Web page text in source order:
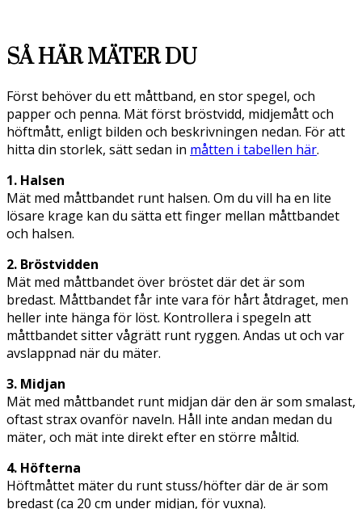
SÅ HÄR MÄTER DU
Först behöver du ett måttband, en stor spegel, och
papper och penna. Mät först bröstvidd, midjemått och
höftmått, enligt bilden och beskrivningen nedan. För att
hitta din storlek, sätt sedan in måtten i tabellen här.
1. Halsen
Mät med måttbandet runt halsen. Om du vill ha en lite
lösare krage kan du sätta ett finger mellan måttbandet
och halsen.
2. Bröstvidden
Mät med måttbandet över bröstet där det är som
bredast. Måttbandet får inte vara för hårt åtdraget, men
heller inte hänga för löst. Kontrollera i spegeln att
måttbandet sitter vågrätt runt ryggen. Andas ut och var
avslappnad när du mäter.
3. Midjan
Mät med måttbandet runt midjan där den är som smalast,
oftast strax ovanför naveln. Håll inte andan medan du
mäter, och mät inte direkt efter en större måltid.
4. Höfterna
Höftmåttet mäter du runt stuss/höfter där de är som
bredast (ca 20 cm under midjan, för vuxna).